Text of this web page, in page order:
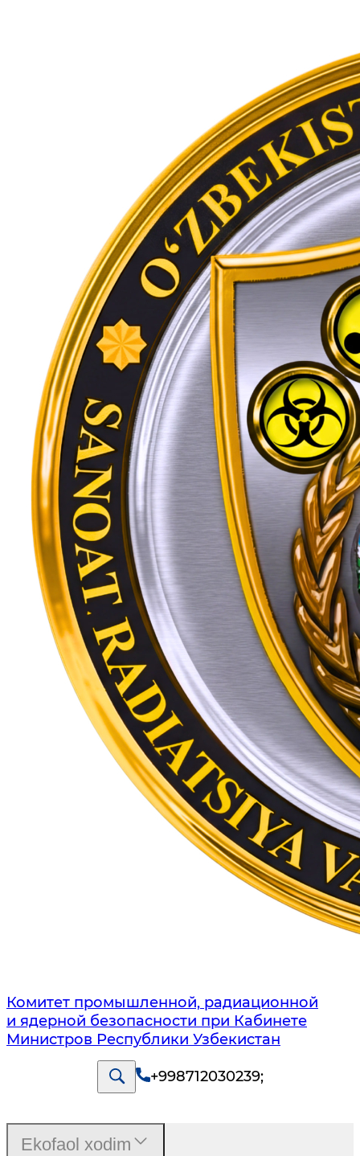
Комитет промышленной, радиационной
и ядерной безопасности при Кабинете
Министров Республики Узбекистан
+998712030239;
Ekofaol xodim